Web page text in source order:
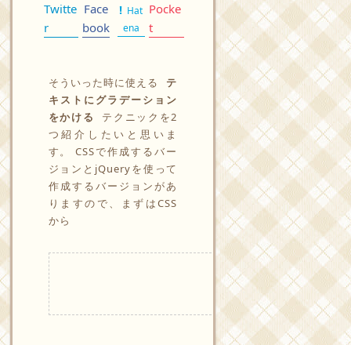
Twitte
r
Face
book
Hat
ena
Pocke
t
そういった時に使える
テ
キストにグラデーション
をかける
テクニックを2
つ紹介したいと思いま
す。 CSSで作成するバー
ジョンとjQueryを使って
作成するバージョンがあ
りますので、まずはCSS
から